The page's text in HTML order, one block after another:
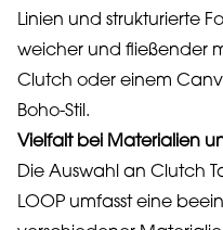
Linien und strukturierte
weicher und fließender
Clutch oder einem
Boho-Stil.
Vielfalt bei Materialien
Die Auswahl an Clutch
LOOP umfasst eine